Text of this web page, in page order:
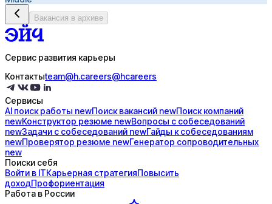
Вакансия в архиве
Сервис развития карьеры
Контактыteam@h.careers@hcareers
Сервисы
AI поискработы newПоисквакансий newПоисккомпаний
newКонструктор резюме newВопросы с собеседований
newЗадачи с собеседований newГайды ксобеседованиям
newПроверятор резюме newГенератор сопроводительных
new
Поиски себя
Войти в ITКарьерная стратегияПовысить
доходПрофориентация
Работа в России